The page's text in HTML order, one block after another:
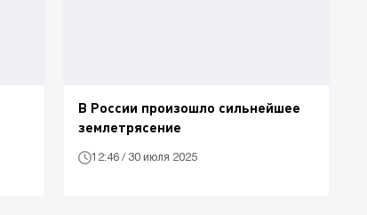
В России произошло сильнейшее
землетрясение
12:46 / 30 июля 2025